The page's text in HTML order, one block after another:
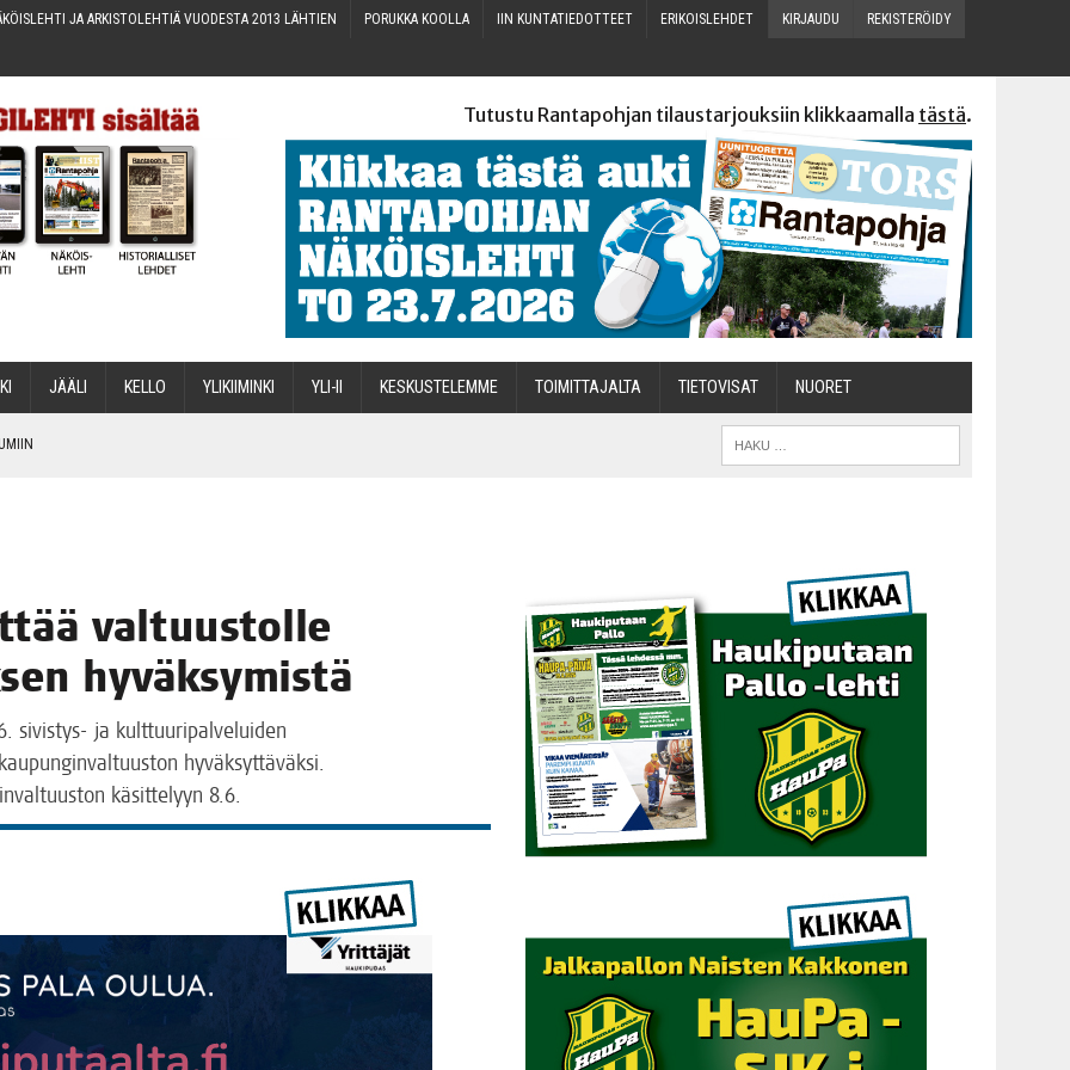
JA ARKIS­TO­LEH­TIÄ VUO­DES­TA 2013 LÄHTIEN PORUK­KA KOOLLA IIN KUN­TA­TIE­DOT­TEET ERI­KOIS­LEH­DET KIR­JAU­DU REKIS­TE­RÖI­DY
Tutustu Rantapohjan tilaustarjouksiin klikkaamalla tästä.
JÄÄ­LI KEL­LO YLI­KII­MIN­KI YLI-II KES­KUS­TE­LEM­ME TOI­MIT­TA­JAL­TA TIETOVISAT NUO­RET
val­tuus­tol­le
hyväksymistä
sivis­tys- ja kult­tuu­ri­pal­ve­lui­den
hyväk­syt­tä­väk­si.
käsit­te­lyyn 8.6.